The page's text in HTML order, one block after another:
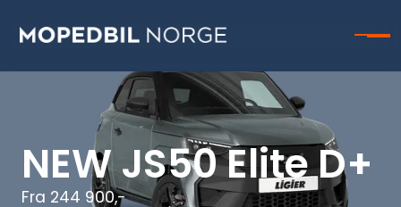
NEW JS50 Elite D+
Fra 244 900,-